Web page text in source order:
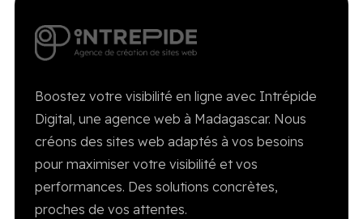
Boostez votre visibilité en ligne avec Intrépide
Digital, une agence web à Madagascar. Nous
créons des sites web adaptés à vos besoins
pour maximiser votre visibilité et vos
performances. Des solutions concrètes,
proches de vos attentes.